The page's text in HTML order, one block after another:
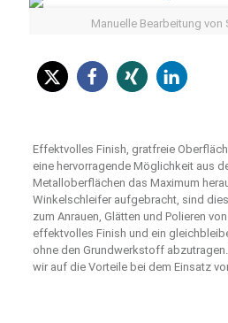
Manuelle Bearbeitung von
Effektvolles Finish, gratfreie
eine hervorragende Möglichkeit aus
Metalloberflächen das Maximum
Winkelschleifer aufgebracht, sind
zum Anrauen, Glätten und Polieren
effektvolles Finish und ein
ohne den Grundwerkstoff
wir auf die Vorteile bei dem Einsatz